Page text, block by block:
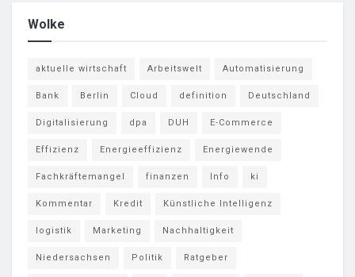
Wolke
aktuelle wirtschaft Arbeitswelt Automatisierung
Bank Berlin Cloud definition Deutschland
Digitalisierung dpa DUH E-Commerce
Effizienz Energieeffizienz Energiewende
Fachkräftemangel finanzen Info ki
Kommentar Kredit Künstliche Intelligenz
logistik Marketing Nachhaltigkeit
Niedersachsen Politik Ratgeber